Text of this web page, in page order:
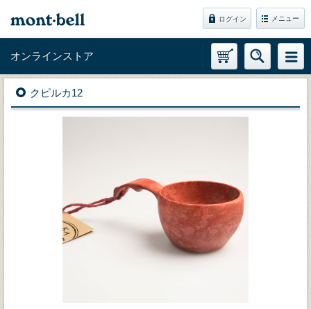
ログイン メニュー
オンラインストア
クピルカ12